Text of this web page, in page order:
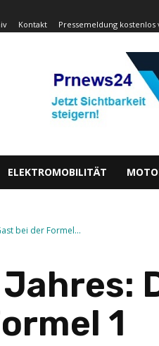
Kontakt Pressemeldung
ELEKTROMOBILITÄT
bei der Formel...
1